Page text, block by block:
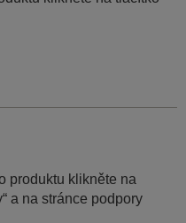
produktu klikněte na
a na stránce podpory